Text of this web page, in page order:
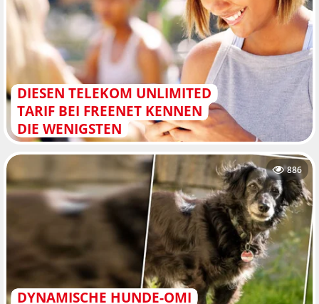
DIESEN TELEKOM UNLIMITED
TARIF BEI FREENET KENNEN
DIE WENIGSTEN
DYNAMISCHE HUNDE-OMI
886